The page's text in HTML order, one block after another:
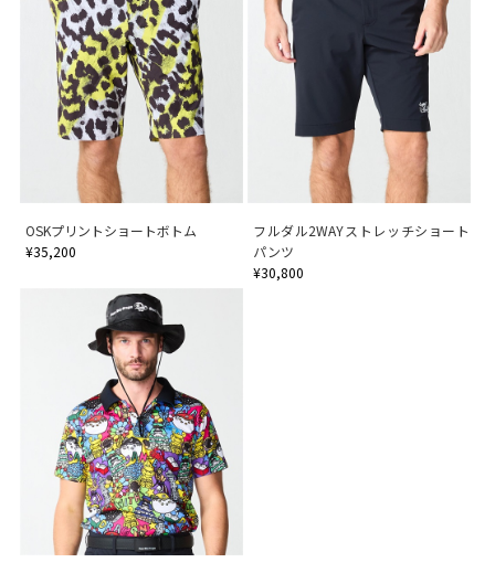
OSKプリントショートボトム
¥35,200
フルダル2WAYストレッチショート
パンツ
¥30,800